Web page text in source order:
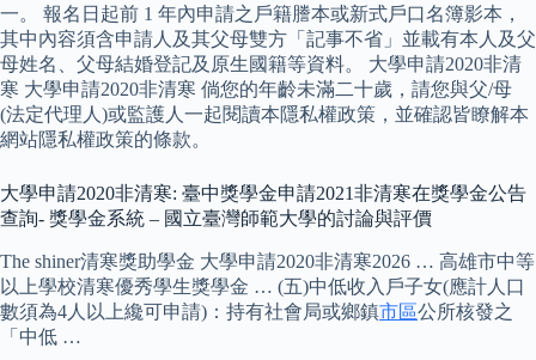
一。 報名日起前 1 年內申請之戶籍謄本或新式戶口名簿影本，
其中內容須含申請人及其父母雙方「記事不省」並載有本人及父
母姓名、父母結婚登記及原生國籍等資料。 大學申請2020非清
寒 大學申請2020非清寒 倘您的年齡未滿二十歲，請您與父/母
(法定代理人)或監護人一起閱讀本隱私權政策，並確認皆瞭解本
網站隱私權政策的條款。
大學申請2020非清寒: 臺中獎學金申請2021非清寒在獎學金公告
查詢- 獎學金系統 – 國立臺灣師範大學的討論與評價
The shiner清寒獎助學金 大學申請2020非清寒2026 … 高雄市中等
以上學校清寒優秀學生獎學金 … (五)中低收入戶子女(應計人口
數須為4人以上纔可申請)：持有社會局或鄉鎮市區公所核發之
「中低 …